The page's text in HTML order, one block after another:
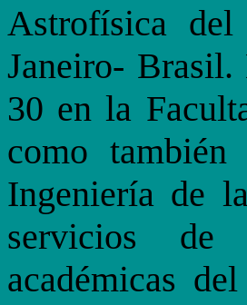
Astrofísica
Janeiro-
30 en la
como
Ingeniería de
servicios de
académicas